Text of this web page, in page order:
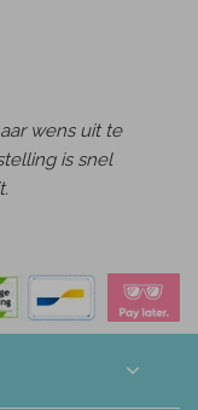
wens uit te
is snel